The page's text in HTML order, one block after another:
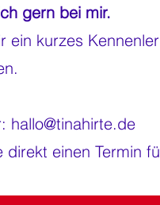
gern bei mir.
ein kurzes
hallo@tinahirte.de
einen Termin